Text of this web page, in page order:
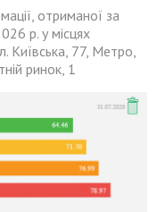
отриманої за
р. у місцях
Київська, 77, Метро,
ринок, 1